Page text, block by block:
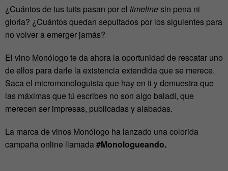
¿Cuántos de tus tuits pasan por el timelinesin pena ni
gloria? ¿Cuántos quedan sepultados por los siguientes para
no volver a emerger jamás?
El vino Monólogo te da ahora la oportunidad de rescatar uno
de ellos para darle la existencia extendida que se merece.
Saca el micromonologuista que hay en ti y demuestra que
las máximas que tú escribes no son algo baladí, que
merecen ser impresas, publicadas y alabadas.
La marca de vinos Monólogo ha lanzado una colorida
campaña online llamada#Monologueando.